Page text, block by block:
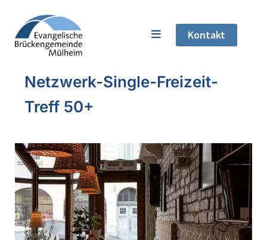
Kontakt
Netzwerk-Single-Freizeit-
Treff 50+